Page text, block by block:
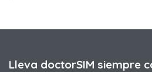
Lleva doctorSIM siempre